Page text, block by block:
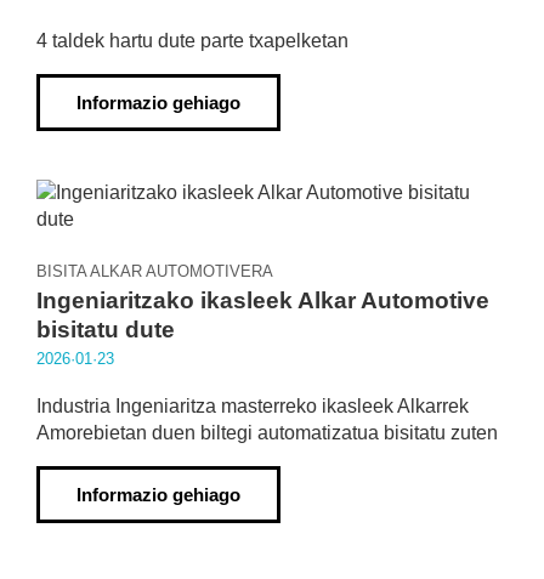
4 taldek hartu dute parte txapelketan
Informazio gehiago
BISITA ALKAR AUTOMOTIVERA
Ingeniaritzako ikasleek Alkar Automotive
bisitatu dute
2026·01·23
Industria Ingeniaritza masterreko ikasleek Alkarrek
Amorebietan duen biltegi automatizatua bisitatu zuten
Informazio gehiago